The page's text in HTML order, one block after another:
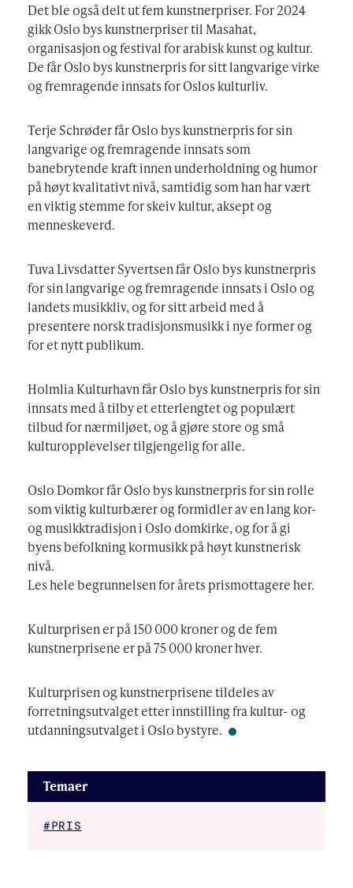
Det ble også delt ut fem kunstnerpriser. For 2024
gikk Oslo bys kunstnerpriser til Masahat,
organisasjon og festival for arabisk kunst og kultur.
De får Oslo bys kunstnerpris for sitt langvarige virke
og fremragende innsats for Oslos kulturliv.
Terje Schrøder får Oslo bys kunstnerpris for sin
langvarige og fremragende innsats som
banebrytende kraft innen underholdning og humor
på høyt kvalitativt nivå, samtidig som han har vært
en viktig stemme for skeiv kultur, aksept og
menneskeverd.
Tuva Livsdatter Syvertsen får Oslo bys kunstnerpris
for sin langvarige og fremragende innsats i Oslo og
landets musikkliv, og for sitt arbeid med å
presentere norsk tradisjonsmusikk i nye former og
for et nytt publikum.
Holmlia Kulturhavn får Oslo bys kunstnerpris for sin
innsats med å tilby et etterlengtet og populært
tilbud for nærmiljøet, og å gjøre store og små
kulturopplevelser tilgjengelig for alle.
Oslo Domkor får Oslo bys kunstnerpris for sin rolle
som viktig kulturbærer og formidler av en lang kor-
og musikktradisjon i Oslo domkirke, og for å gi
byens befolkning kormusikk på høyt kunstnerisk
nivå.
Les hele begrunnelsen for årets prismottagere her.
Kulturprisen er på 150 000 kroner og de fem
kunstnerprisene er på 75 000 kroner hver.
Kulturprisen og kunstnerprisene tildeles av
forretningsutvalget etter innstilling fra kultur- og
utdanningsutvalget i Oslo bystyre.
Temaer
#PRIS